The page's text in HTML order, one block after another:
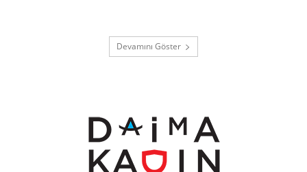
Devamını Göster